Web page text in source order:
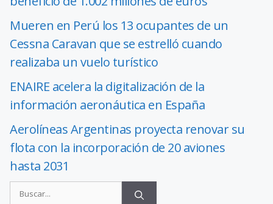
Mueren en Perú los 13 ocupantes de un
Cessna Caravan que se estrelló cuando
realizaba un vuelo turístico
ENAIRE acelera la digitalización de la
información aeronáutica en España
Aerolíneas Argentinas proyecta renovar su
flota con la incorporación de 20 aviones
hasta 2031